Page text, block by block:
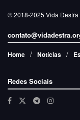
© 2018-2025 Vida Destra
Home Notícias
Redes Sociais